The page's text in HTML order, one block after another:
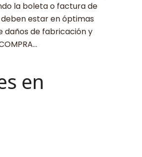
la boleta o factura de
estar en óptimas
daños de fabricación y
en